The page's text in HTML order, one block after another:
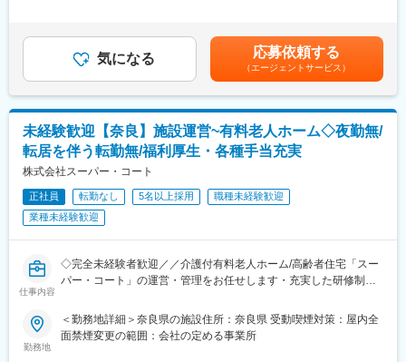
＼親会社の安定基盤／
親会社は、国内外に「サン薬局」という、薬局を19店舗展開する
ンがあるので安心です。
エミフルの事業自体も、現在３拠点目までの開設が決定しており
ます。同社自体は新しい会社ではありますが、親会社があるた
め、安定基盤の上で新しい事業にチャレンジできる環境です。
★こんな方、大歓迎です！
・障がい者向けの施設での就業経験のある方
・介護福祉業界での就業経験のある方
・マネジメントにチャレンジしてみたい方
変更の範囲：会社の定める業務
研究開発部門・製造部門・品質保証部門が密に連携しながら、漢
方を中心としたOTC医薬品を生み出しています。
４名が在籍（40代メインの年齢構成）しています。
■キャリアの考え方：
・適性等に合わせて、お一人毎に個別に職種を検討いたします。
■会社の特長：
葛根湯内服液「カコナール」をはじめとするOTC医薬品で長年の
製品ラインや物流倉庫の増設など、成長投資を積極的に行ってい
ます。
人々の健康への貢献を両立させる姿勢を大切にしており、腰を据
えて専門性を高めたい薬剤師の方に適した環境です。
り、選考を通じて上下する可能性があります。月給(月額)は固定手
当を含めた表記です。
気になる 応募依頼する
（エージェントサービス）
未経験歓迎【奈良】施設運営~有料老人ホーム◇夜勤無/
転居を伴う転勤無/福利厚生・各種手当充実
株式会社スーパー・コート
正社員 転勤なし 5名以上採用
職種未経験歓迎
業種未経験歓迎
仕事内容
◇完全未経験者歓迎／／介護付有料老人ホーム/高齢者住宅「スー
パー・コート」の運営・管理をお任せします・充実した研修制度
過去、飲食店店長や販売サービス経験者など入社しております！
■業務概要
勤務地
＜勤務地詳細＞奈良県の施設住所：奈良県 受動喫煙対策：屋内全
面禁煙変更の範囲：会社の定める事業所